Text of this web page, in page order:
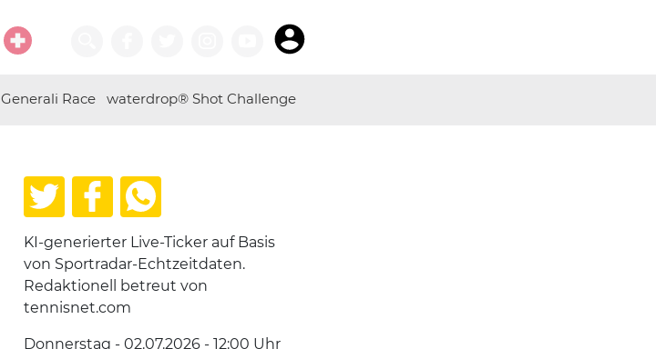
Generali Race waterdrop® Shot Challenge
KI-generierter Live-Ticker auf Basis
von Sportradar-Echtzeitdaten.
Redaktionell betreut von
tennisnet.com
Donnerstag - 02.07.2026 - 12:00 Uhr